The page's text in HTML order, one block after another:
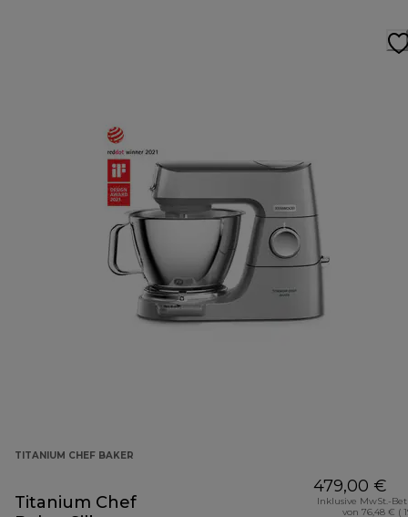
TITANIUM CHEF BAKER
Titanium Chef
479,00 €
Inklusive MwSt.-
von 76,48 € (